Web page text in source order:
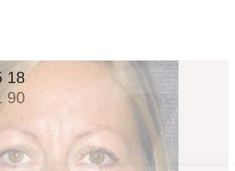
18
90